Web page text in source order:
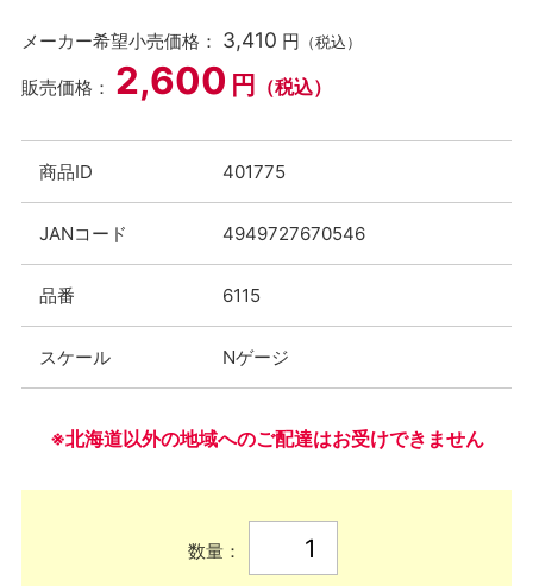
メーカー希望小売価格： 3,410 円 （税込）
販売価格： 2,600 円 （税込）
商品ID 401775
JANコード 4949727670546
品番 6115
スケール Nゲージ
※北海道以外の地域へのご配達はお受けできません
数量：